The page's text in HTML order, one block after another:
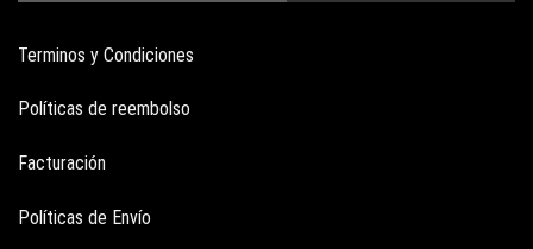
Terminos y Condiciones
Políticas de reembolso
Facturación
Políticas de Envío